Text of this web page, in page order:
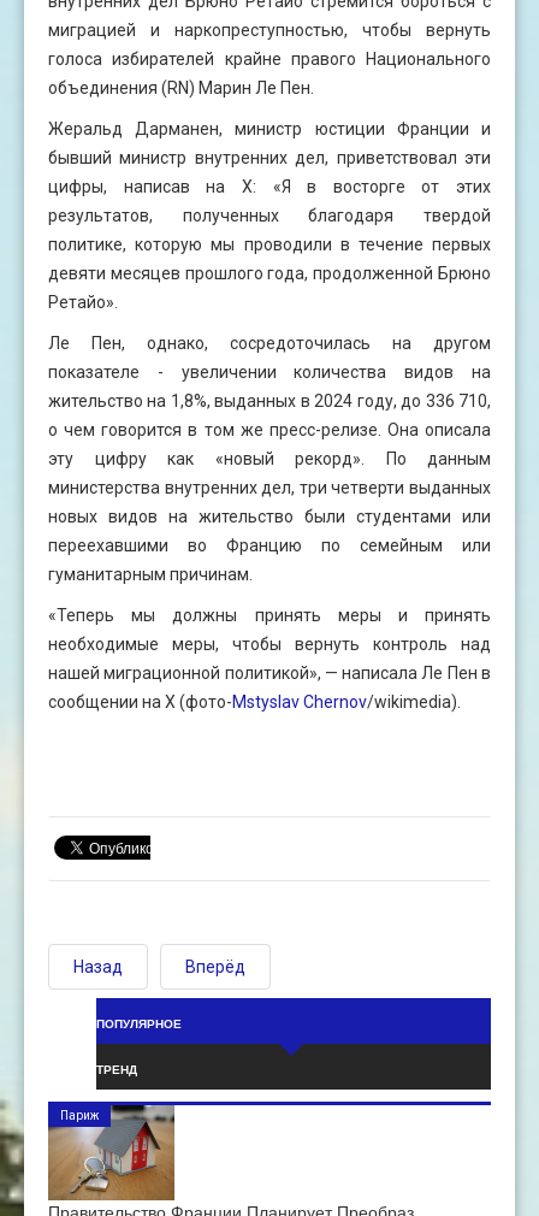
миграцией и наркопреступностью, чтобы вернуть
голоса избирателей крайне правого Национального
объединения (RN) Марин Ле Пен.
Жеральд Дарманен, министр юстиции Франции и
бывший министр внутренних дел, приветствовал эти
цифры, написав на X: «Я в восторге от этих
результатов, полученных благодаря твердой
политике, которую мы проводили в течение первых
девяти месяцев прошлого года, продолженной Брюно
Ретайо».
Ле Пен, однако, сосредоточилась на другом
показателе - увеличении количества видов на
жительство на 1,8%, выданных в 2024 году, до 336 710,
о чем говорится в том же пресс-релизе. Она описала
эту цифру как «новый рекорд». По данным
министерства внутренних дел, три четверти выданных
новых видов на жительство были студентами или
переехавшими во Францию ​​по семейным или
гуманитарным причинам.
«Теперь мы должны принять меры и принять
необходимые меры, чтобы вернуть контроль над
нашей миграционной политикой», — написала Ле Пен в
сообщении на X (фото-Mstyslav Chernov/wikimedia).
Назад Вперёд
ПОПУЛЯРНОЕ
ТРЕНД
Правительство Франции Планирует Преобраз…
Париж